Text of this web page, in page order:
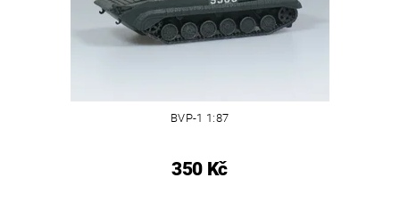
BVP-1 1:87
350 Kč